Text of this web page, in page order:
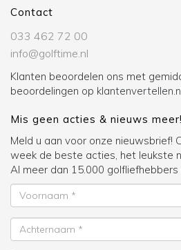
Contact
033 462 72 00
info@golftime.nl
Klanten beoordelen ons met
beoordelingen op
Mis geen acties & nieuws meer!
Meld u aan voor onze nieuwsbrief!
week de beste acties, het leukste
Al meer dan 15.000 golfliefhebbers
Voornaam
Achternaam